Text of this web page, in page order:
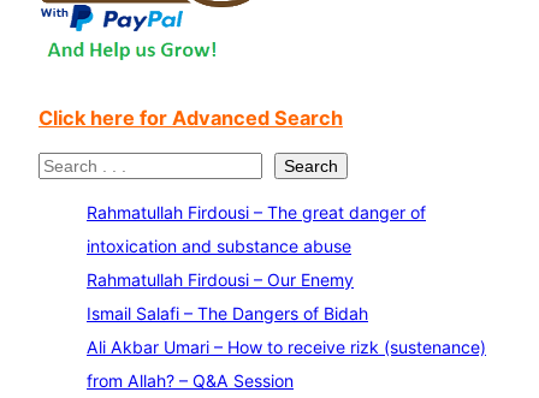
Click here for Advanced Search
S
Search
Rahmatullah Firdousi – The great danger of
intoxication and substance abuse
Rahmatullah Firdousi – Our Enemy
Ismail Salafi – The Dangers of Bidah
Ali Akbar Umari – How to receive rizk (sustenance)
from Allah? – Q&A Session